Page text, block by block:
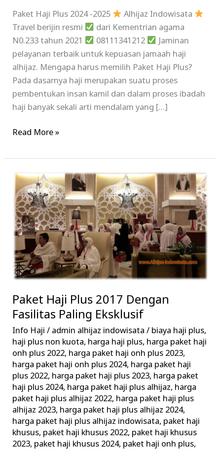
Paket Haji Plus 2024 -2025
Alhijaz Indowisata
Travel berijin resmi
dari Kementrian agama
N0.233 tahun 2021
08111341212
Jaminan
pelayanan terbaik untuk kepuasan jamaah haji
alhijaz. Mengapa harus memilih Paket Haji Plus?
Pada dasarnya haji merupakan suatu proses
pembentukan insan kamil dan dalam proses ibadah
haji banyak sekali arti mendalam yang […]
Read More »
Paket Haji Plus 2017 Dengan
Fasilitas Paling Eksklusif
Info Haji / admin alhijaz indowisata/ biaya haji plus,
haji plus non kuota, harga haji plus, harga paket haji
onh plus 2022, harga paket haji onh plus 2023,
harga paket haji onh plus 2024, harga paket haji
plus 2022, harga paket haji plus 2023, harga paket
haji plus 2024, harga paket haji plus alhijaz, harga
paket haji plus alhijaz 2022, harga paket haji plus
alhijaz 2023, harga paket haji plus alhijaz 2024,
harga paket haji plus alhijaz indowisata, paket haji
khusus, paket haji khusus 2022, paket haji khusus
2023, paket haji khusus 2024, paket haji onh plus,
Paket
Haji
Plus
2017
Dengan
Fasilitas
Paling
Eksklusif